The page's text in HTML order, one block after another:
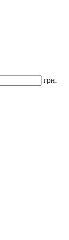
грн.